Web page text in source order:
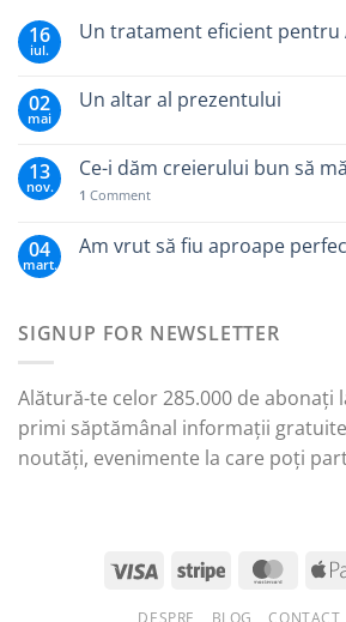
16
iul.
Un tratament eficient pentru
02
mai
Un altar al prezentului
13
nov.
Ce-i dăm creierului bun să
1 Comment
04
mart.
Am vrut să fiu aproape
SIGNUP FOR NEWSLETTER
Alătură-te celor 285.000 de abonați
primi săptămânal informații
noutăți, evenimente la care poți